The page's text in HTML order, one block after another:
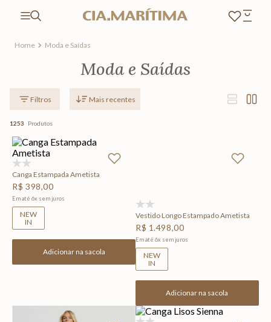
Moda e Saídas
Moda e Saídas
Mais recentes
1253 Produtos
Canga Estampada Ametista
R$ 398,00
Em até6x sem juros
NEW
IN
Adicionar na sacola
Vestido Longo Estampado Ametista
R$ 1.498,00
Em até 6x sem juros
NEW
IN
Adicionar na sacola